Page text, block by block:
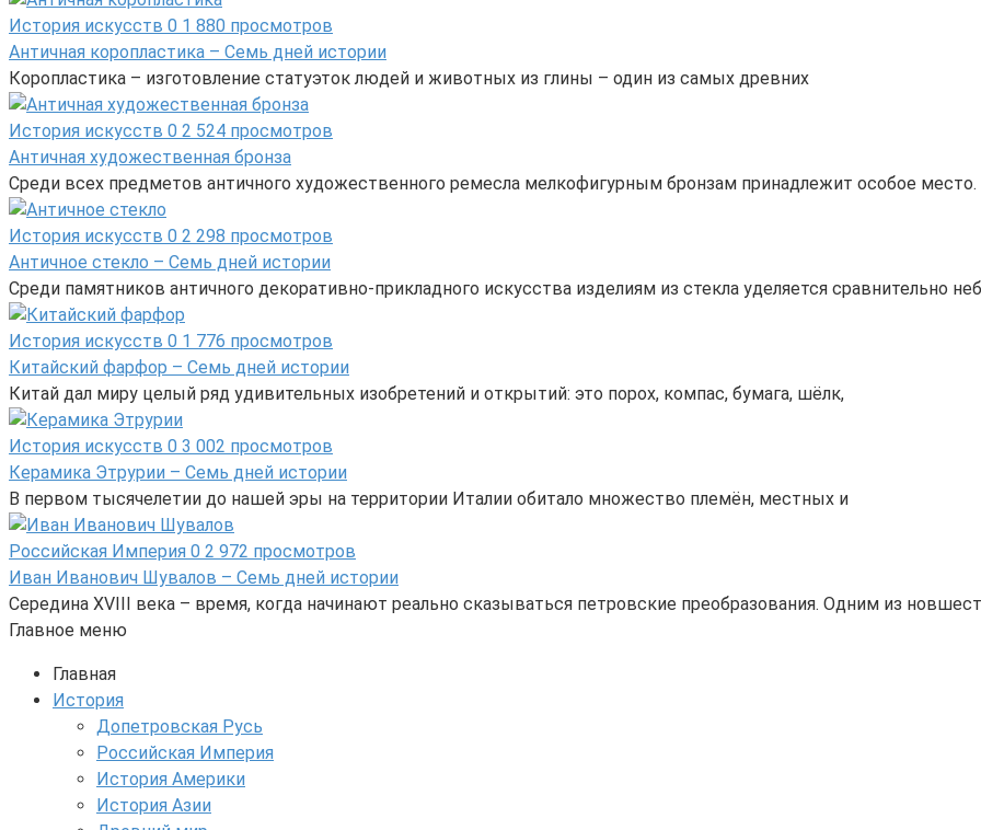
История искусств 0 1 880 просмотров
Античная коропластика – Семь дней истории
Коропластика – изготовление статуэток людей и животных из глины – один из самых древних
История искусств 0 2 524 просмотров
Античная художественная бронза
Среди всех предметов античного художественного ремесла мелкофигурным бронзам принадлежит особое
История искусств 0 2 298 просмотров
Античное стекло – Семь дней истории
Среди памятников античного декоративно-прикладного искусства изделиям из стекла уделяется сравнительно
История искусств 0 1 776 просмотров
Китайский фарфор – Семь дней истории
Китай дал миру целый ряд удивительных изобретений и открытий: это порох, компас, бумага, шёлк,
История искусств 0 3 002 просмотров
Керамика Этрурии – Семь дней истории
В первом тысячелетии до нашей эры на территории Италии обитало множество племён, местных и
Российская Империя 0 2 972 просмотров
Иван Иванович Шувалов – Семь дней истории
Середина XVIII века – время, когда начинают реально сказываться петровские преобразования. Одним из
Главное меню
Главная
История
Допетровская Русь
Российская Империя
История Америки
История Азии